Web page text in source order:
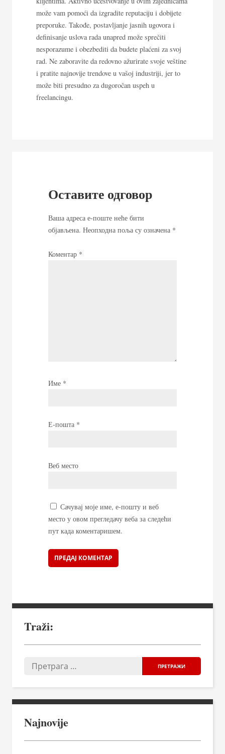
može vam pomoći da izgradite reputaciju i dobijete
preporuke. Takođe, postavljanje jasnih ugovora i
definisanje uslova rada unapred može sprečiti
nesporazume i obezbediti da budete plaćeni za svoj
rad. Ne zaboravite da redovno ažurirate svoje veštine
i pratite najnovije trendove u vašoj industriji, jer to
može biti presudno za dugoročan uspeh u
freelancingu.
Оставите одговор
Ваша адреса е-поште неће бити
објављена. Неопходна поља су означена *
Коментар *
Име *
Е-пошта *
Веб место
Сачувај моје име, е-пошту и веб
место у овом прегледачу веба за следећи
пут када коментаришем.
Traži:
Najnovije